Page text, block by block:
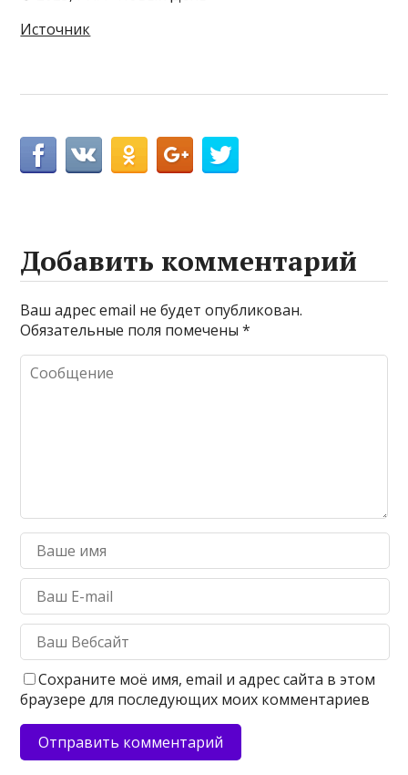
Источник
Добавить комментарий
Ваш адрес email не будет опубликован.
Обязательные поля помечены*
Сохраните моё имя, email и адрес сайта в этом
браузере для последующих моих комментариев